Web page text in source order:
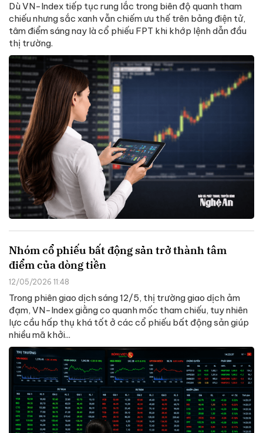
Dù VN-Index tiếp tục rung lắc trong biên độ quanh tham
chiếu nhưng sắc xanh vẫn chiếm ưu thế trên bảng điện tử,
tâm điểm sáng nay là cổ phiếu FPT khi khớp lệnh dẫn đầu
thị trường.
Nhóm cổ phiếu bất động sản trở thành tâm
điểm của dòng tiền
12/05/2026 11:48
Trong phiên giao dịch sáng 12/5, thị trường giao dịch ảm
đạm, VN-Index giằng co quanh mốc tham chiếu, tuy nhiên
lực cầu hấp thụ khá tốt ở các cổ phiếu bất động sản giúp
nhiều mã khởi...